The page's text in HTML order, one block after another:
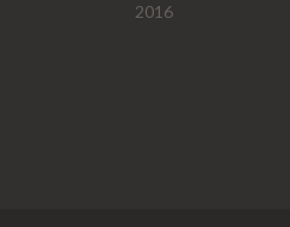
2016